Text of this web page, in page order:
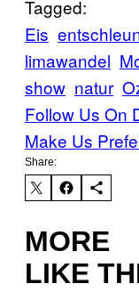
Tagged:
Eis
limawandel
show natur
Follow Us On
Make Us
Share:
MORE
LIKE